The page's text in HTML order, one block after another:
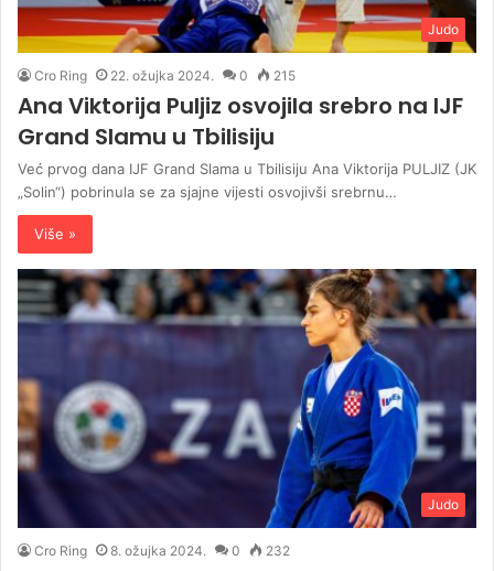
Judo
Cro Ring 22. ožujka 2024. 0 215
Ana Viktorija Puljiz osvojila srebro na IJF
Grand Slamu u Tbilisiju
Već prvog dana IJF Grand Slama u Tbilisiju Ana Viktorija PULJIZ (JK
„Solin“) pobrinula se za sjajne vijesti osvojivši srebrnu…
Više »
Judo
Cro Ring 8. ožujka 2024. 0 232